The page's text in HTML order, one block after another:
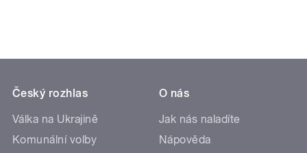
Český rozhlas
Válka na Ukrajině
Komunální volby
O nás
Jak nás naladíte
Nápověda